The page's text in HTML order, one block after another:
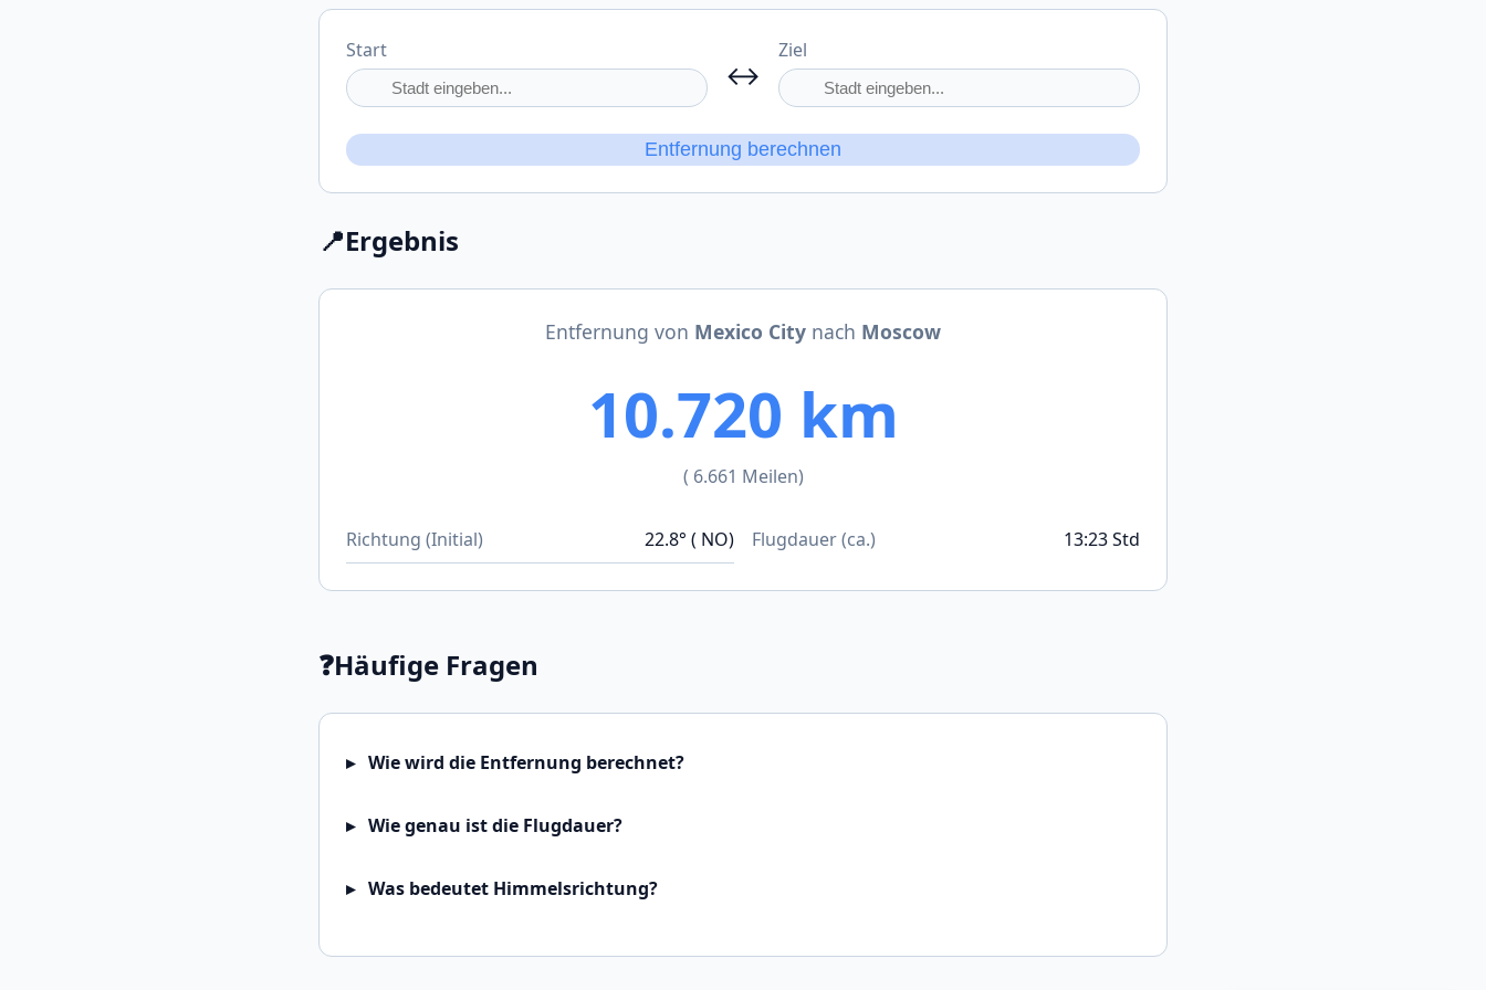
Start
↔
Ziel
Entfernung berechnen
📍Ergebnis
Entfernung von Mexico City nach Moscow
10.720 km
( 6.661 Meilen)
Richtung (Initial) 22.8° ( NO) Flugdauer (ca.) 13:23 Std
❓Häufige Fragen
Wie wird die Entfernung berechnet?
Wie genau ist die Flugdauer?
Was bedeutet Himmelsrichtung?